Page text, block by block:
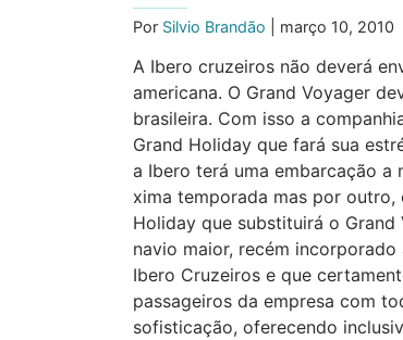
Por Silvio Brandão | março 10, 2010
A Ibero cruzeiros não deverá
americana. O Grand Voyager
brasileira. Com isso a
Grand Holiday que fará sua
a Ibero terá uma embarcação a
xima temporada mas por outro,
Holiday que substituirá o Grand
navio maior, recém
Ibero Cruzeiros e que
passageiros da empresa com
sofisticação, oferecendo